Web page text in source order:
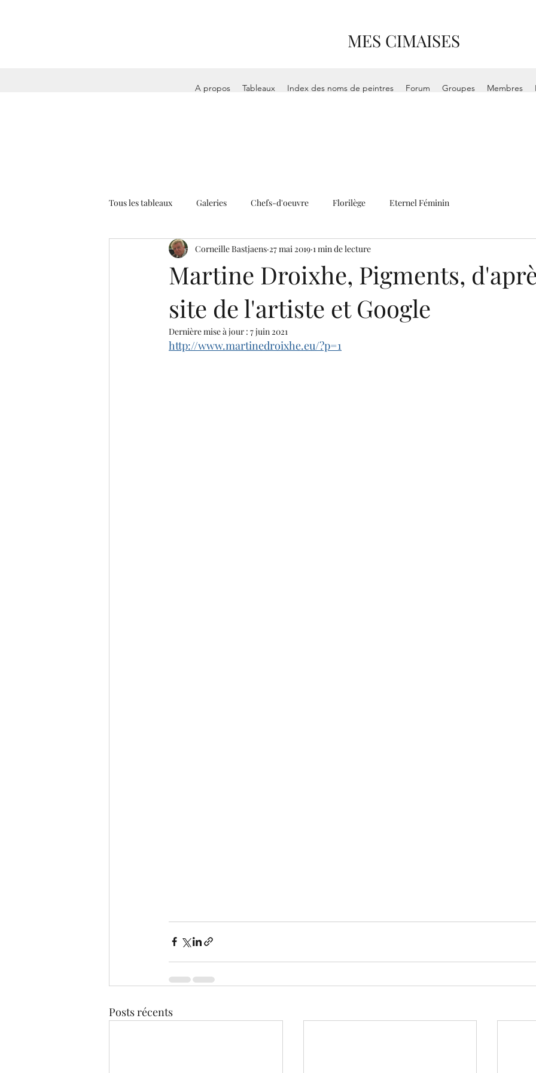
MES CIMAISES
A propos Tableaux Index des noms de peintres Forum Groupes Membres
Tous les tableaux Galeries Chefs-d'oeuvre Florilège Eternel Féminin
Martine Droixhe, Pigments,
site de l'artiste et Google
Corneille Bastjaens 27 mai 2019 1 min de lecture
Dernière mise à jour : 7 juin 2021
http://www.martinedroixhe.eu/?p=1
Posts récents